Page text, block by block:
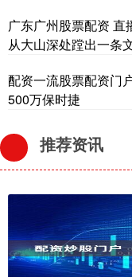
广东广州股票配资 直
从大山深处蹚出一条
配资一流股票配资门
500万保时捷
推荐资讯